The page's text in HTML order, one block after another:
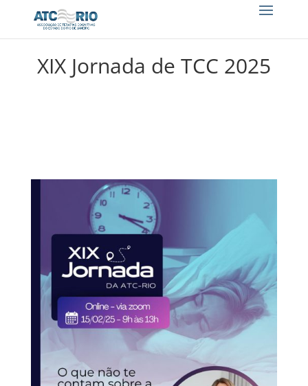
XIX Jornada de TCC 2025